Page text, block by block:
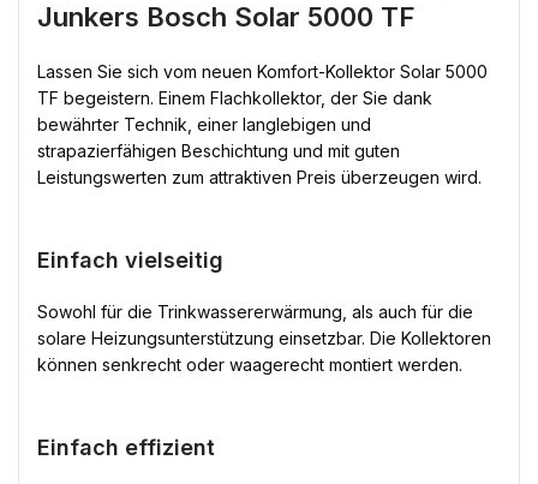
Junkers Bosch Solar 5000 TF
Lassen Sie sich vom neuen Komfort-Kollektor Solar 5000
TF begeistern. Einem Flachkollektor, der Sie dank
bewährter Technik, einer langlebigen und
strapazierfähigen Beschichtung und mit guten
Leistungswerten zum attraktiven Preis überzeugen wird.
Einfach vielseitig
Sowohl für die Trinkwassererwärmung, als auch für die
solare Heizungsunterstützung einsetzbar. Die Kollektoren
können senkrecht oder waagerecht montiert werden.
Einfach effizient